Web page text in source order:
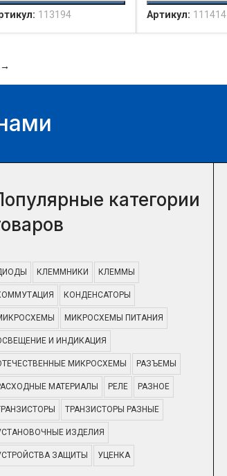
113194 Артикул: 111414
→
категории
КЛЕММНИКИ КЛЕММЫ
КОНДЕНСАТОРЫ
МИКРОСХЕМЫ ПИТАНИЯ
И ИНДИКАЦИЯ
МИКРОСХЕМЫ РАЗЪЕМЫ
МАТЕРИАЛЫ РЕЛЕ РАЗНОЕ
ТРАНЗИСТОРЫ РАЗНЫЕ
ИЗДЕЛИЯ
ЗАЩИТЫ УЦЕНКА